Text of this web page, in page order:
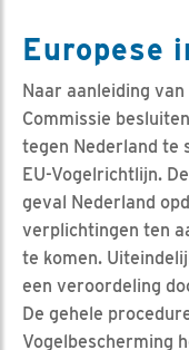
Europese
Naar aanleiding
Commissie
tegen Nederland te
EU-Vogelrichtlijn.
geval Nederland
verplichtingen ten
te komen.
een veroordeling
De gehele
Vogelbescherming